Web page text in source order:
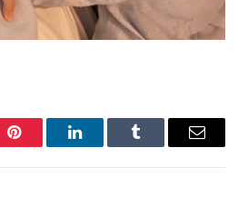
Pinterest LinkedInTumblr Email